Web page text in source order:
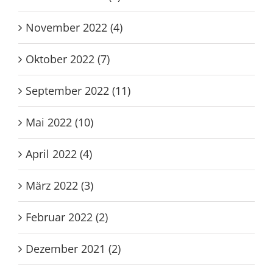
November 2022 (4)
Oktober 2022 (7)
September 2022 (11)
Mai 2022 (10)
April 2022 (4)
März 2022 (3)
Februar 2022 (2)
Dezember 2021 (2)